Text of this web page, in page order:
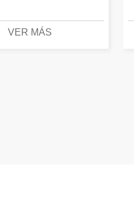
VER MÁS